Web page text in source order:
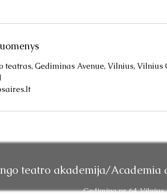
teatras, Gediminas Avenue, Vilnius,
teatro akademija/Academia
Gedimino pr. 64, Vilnius